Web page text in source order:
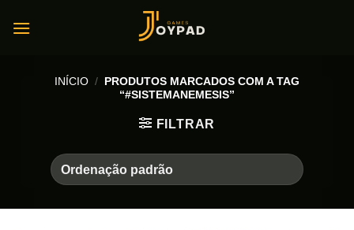
INÍCIO / PRODUTOS MARCADOS COM A TAG
“#SISTEMANEMESIS”
FILTRAR